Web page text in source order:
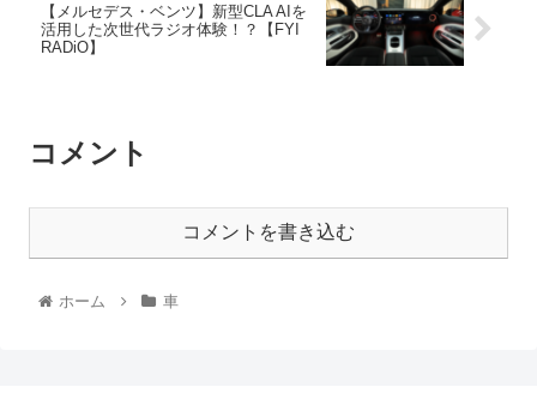
【メルセデス・ベンツ】新型CLA AIを
活用した次世代ラジオ体験！？【FYI
RADiO】
コメント
コメントを書き込む
ホーム 車